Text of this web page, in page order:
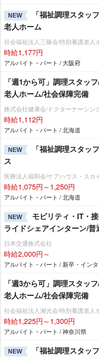
NEW
「福祉調理スタッ
老人ホーム
社会福祉法人三篠会/特別養護老人
時給1,177円
アルバイト・パート / 大阪府
「週1から可」調理スタッ
老人ホーム/社会保障完備
株式会社健康会/ドクターナーシン
時給1,112円
アルバイト・パート / 北海道
NEW
「福祉調理スタッ
ス
医療法人福和会/ケアハウス・スカ
時給1,075円～1,250円
アルバイト・パート / 北海道
NEW
モビリティ・IT・
ライドシェアインターン/
日本交通株式会社
時給2,000円～
アルバイト・パート / 新卒・イン
「週3から可」調理スタッ
老人ホーム/社会保障完備
社会福祉法人湘光会/特別養護老人
時給1,225円～1,300円
アルバイト・パート / 神奈川県
NEW
「福祉調理スタッ